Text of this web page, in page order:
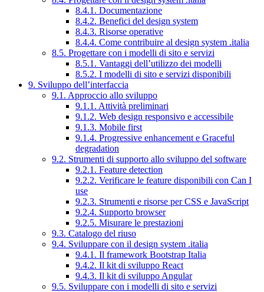
8.4.1. Documentazione
8.4.2. Benefici del design system
8.4.3. Risorse operative
8.4.4. Come contribuire al design system .italia
8.5. Progettare con i modelli di sito e servizi
8.5.1. Vantaggi dell’utilizzo dei modelli
8.5.2. I modelli di sito e servizi disponibili
9. Sviluppo dell’interfaccia
9.1. Approccio allo sviluppo
9.1.1. Attività preliminari
9.1.2. Web design responsivo e accessibile
9.1.3. Mobile first
9.1.4. Progressive enhancement e Graceful
degradation
9.2. Strumenti di supporto allo sviluppo del software
9.2.1. Feature detection
9.2.2. Verificare le feature disponibili con Can I
use
9.2.3. Strumenti e risorse per CSS e JavaScript
9.2.4. Supporto browser
9.2.5. Misurare le prestazioni
9.3. Catalogo del riuso
9.4. Sviluppare con il design system .italia
9.4.1. Il framework Bootstrap Italia
9.4.2. Il kit di sviluppo React
9.4.3. Il kit di sviluppo Angular
9.5. Sviluppare con i modelli di sito e servizi